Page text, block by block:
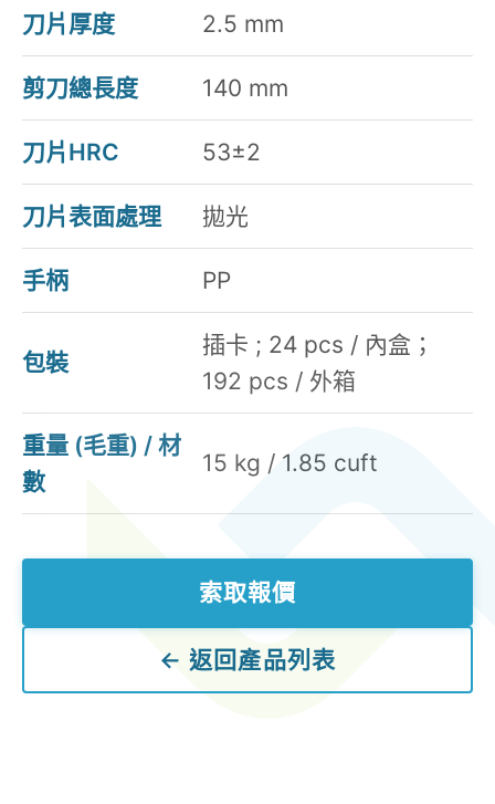
刀片厚度 2.5 mm
剪刀總長度 140 mm
刀片HRC 53±2
刀片表面處理 拋光
手柄 PP
包裝
插卡 ; 24 pcs / 內盒；
192 pcs / 外箱
重量 (毛重) / 材
數
15 kg / 1.85 cuft
索取報價
← 返回產品列表